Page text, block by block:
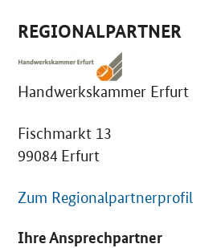
REGIONALPARTNER
Handwerkskammer Erfurt
Fischmarkt 13
99084 Erfurt
Zum Regionalpartnerprofil
Ihre Ansprechpartner